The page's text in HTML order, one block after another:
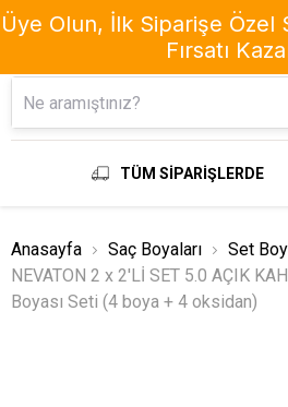
TÜM SİPARİŞLERDE
Anasayfa Saç Boyaları
Set
NEVATON 2 x 2'Lİ SET 5.0 AÇIK
Boyası Seti (4 boya + 4 oksidan)
Üye Olun, İlk Siparişe Özel
Fırsatı